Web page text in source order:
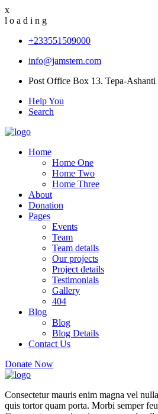
x
l o a d i n g
+233551509000
info@jamstem.com
Post Office Box 13. Tepa-Ashanti
Help You
Search
Home
Home One
Home Two
Home Three
About
Donation
Pages
Events
Team
Team details
Our projects
Project details
Testimonials
Gallery
404
Blog
Blog
Blog Details
Contact Us
Donate Now
Consectetur mauris enim magna vel
quis tortor quam porta. Morbi semper